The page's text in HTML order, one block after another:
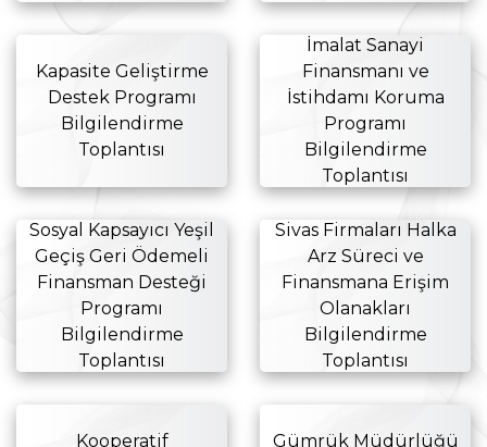
Kapasite Geliştirme
Destek Programı
Bilgilendirme
Toplantısı
İmalat Sanayi
Finansmanı ve
İstihdamı Koruma
Programı
Bilgilendirme
Toplantısı
Sosyal Kapsayıcı Yeşil
Geçiş Geri Ödemeli
Finansman Desteği
Programı
Bilgilendirme
Toplantısı
Sivas Firmaları Halka
Arz Süreci ve
Finansmana Erişim
Olanakları
Bilgilendirme
Toplantısı
Kooperatif
Gümrük Müdürlüğü